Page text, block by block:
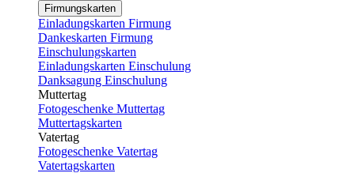
Firmungskarten
Einladungskarten Firmung
Dankeskarten Firmung
Einschulungskarten
Einladungskarten Einschulung
Danksagung Einschulung
Muttertag
Fotogeschenke Muttertag
Muttertagskarten
Vatertag
Fotogeschenke Vatertag
Vatertagskarten